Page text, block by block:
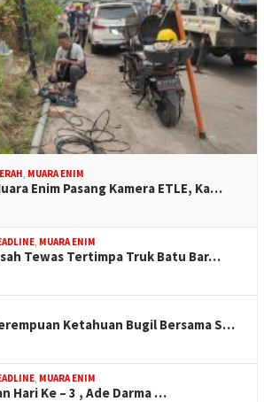
, MUARA ENIM
Enim Pasang Kamera ETLE, Ka…
, MUARA ENIM
Tewas Tertimpa Truk Batu Bar…
Ketahuan Bugil Bersama S…
, MUARA ENIM
Hari Ke – 3 , Ade Darma …